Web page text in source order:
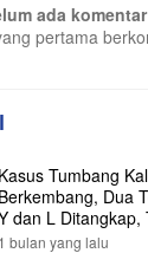
ada
pertama
Kasus Tumbang
Berkembang, Dua
dan L Ditangkap,
Diamankan Polisi
1 bulan yang lalu